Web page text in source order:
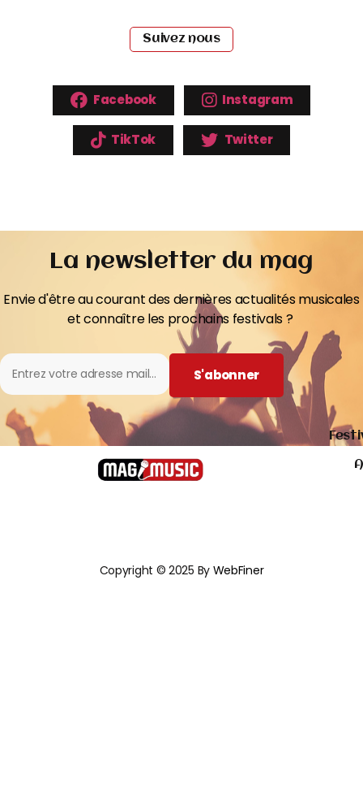
Suivez nous
Facebook Instagram
TikTok Twitter
La newsletter du mag
Envie d'être au courant des dernières actualités musicales
et connaître les prochains festivals ?
S'abonner
Copyright © 2025 By WebFiner